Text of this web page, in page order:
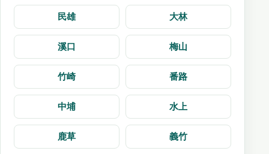
民雄 大林
溪口 梅山
竹崎 番路
中埔 水上
鹿草 義竹